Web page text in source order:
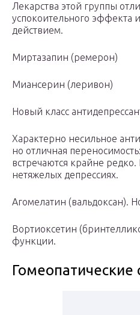
Лекарства этой группы
успокоительного эффекта
действием.
Миртазапин (ремерон)
Миансерин (леривон)
Новый класс
Характерно несильное
но отличная
встречаются крайне
нетяжелых депрессиях.
Агомелатин (вальдоксан).
Вортиоксетин
функции.
Гомеопатические